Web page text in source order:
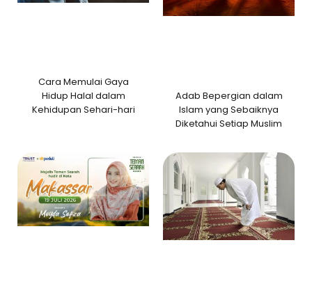
Cara Memulai Gaya
Hidup Halal dalam
Kehidupan Sehari-hari
Adab Bepergian dalam
Islam yang Sebaiknya
Diketahui Setiap Muslim